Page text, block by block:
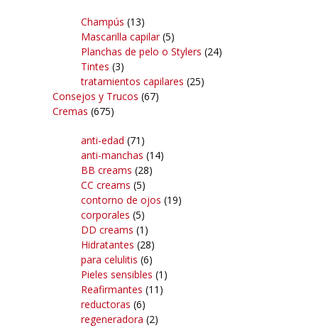
Champús (13)
Mascarilla capilar(5)
Planchas de pelo o Stylers (24)
Tintes (3)
tratamientos capilares (25)
Consejos y Trucos (67)
Cremas (675)
anti-edad (71)
anti-manchas (14)
BB creams (28)
CC creams (5)
contorno de ojos (19)
corporales (5)
DD creams (1)
Hidratantes (28)
para celulitis (6)
Pieles sensibles (1)
Reafirmantes (11)
reductoras (6)
regeneradora (2)